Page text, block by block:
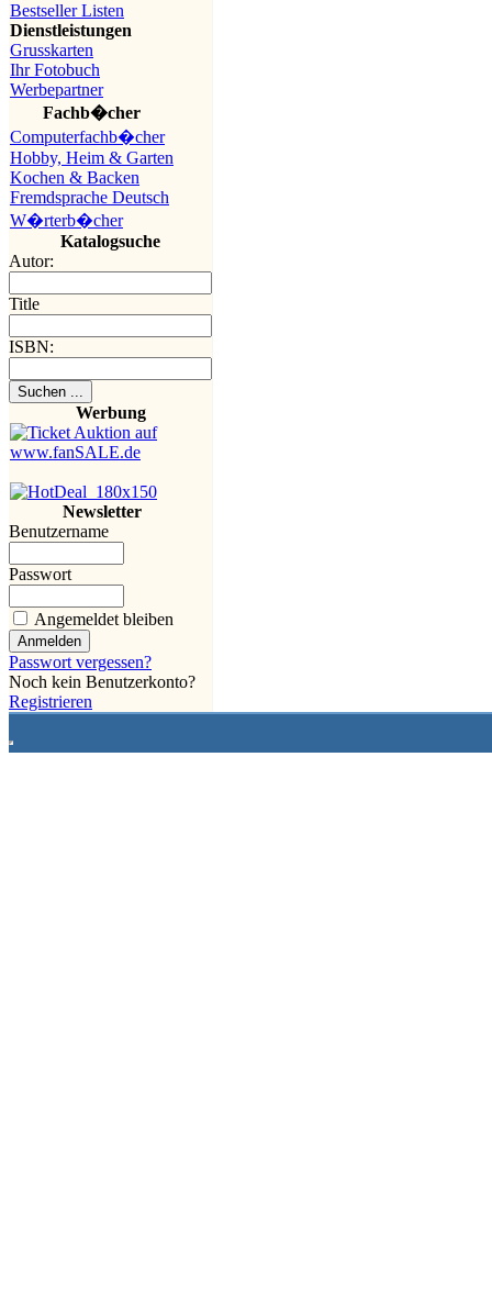
Bestseller Listen
Dienstleistungen
Grusskarten
Ihr Fotobuch
Werbepartner
Fachb�cher
Computerfachb�cher
Hobby, Heim & Garten
Kochen & Backen
Fremdsprache Deutsch
W�rterb�cher
Katalogsuche
Autor:
Title
ISBN:
Werbung
Newsletter
Benutzername
Passwort
Angemeldet bleiben
Passwort vergessen?
Noch kein Benutzerkonto?
Registrieren